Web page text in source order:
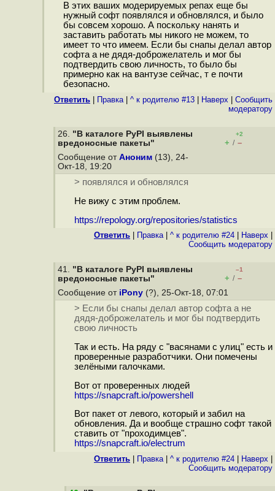
В этих ваших модерируемых репах еще бы
нужный софт появлялся и обновлялся, и было
бы совсем хорошо. А поскольку нанять и
заставить работать мы никого не можем, то
имеет то что имеем. Если бы снапы делал автор
софта а не дядя-доброжелатель и мог бы
подтвердить свою личность, то было бы
примерно как на вантузе сейчас, т е почти
безопасно.
Ответить Правка| ^ к родителю #13 Наверх
Cообщить
модератору
26. "В каталоге PyPI выявлены
вредоносные пакеты"
+2
+ / –
Сообщение от Аноним (13), 24-
Окт-18, 19:20
> появлялся и обновлялся
Не вижу с этим проблем.
https://repology.org/repositories/statistics
Ответить Правка| ^ к родителю #24 Наверх
Cообщить модератору
41. "В каталоге PyPI выявлены
вредоносные пакеты"
–1
+ / –
Сообщение от iPony (?), 25-Окт-18, 07:01
> Если бы снапы делал автор софта а не
дядя-доброжелатель и мог бы подтвердить
свою личность
Так и есть. На ряду с "васянами с улиц" есть и
проверенные разработчики. Они помечены
зелёными галочками.
Вот от проверенных людей
https://snapcraft.io/powershell
Вот пакет от левого, который и забил на
обновления. Да и вообще страшно софт такой
ставить от "проходимцев".
https://snapcraft.io/electrum
Ответить Правка| ^ к родителю #24 Наверх
Cообщить модератору